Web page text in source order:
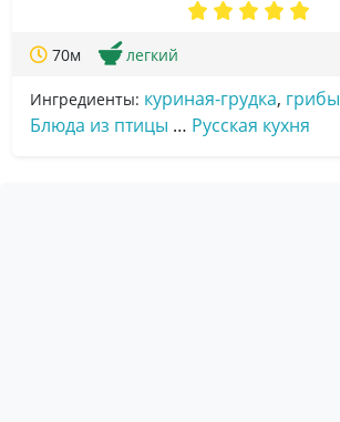
70м легкий
Ингредиенты: куриная-грудка, грибы
Блюда из птицы … Русская кухня